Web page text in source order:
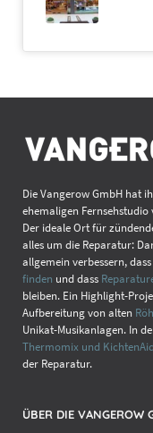
Die Vangerow GmbH hat
ehemaligen
Der ideale Ort für
alles um die Reparatur:
allgemein verbessern,
finden und dass
bleiben. Ein Highlight-
Aufbereitung von alten
Unikat-Musikanlagen. In
Thermomix und KichtenAid
der Reparatur.
ÜBER DIE VANGEROW